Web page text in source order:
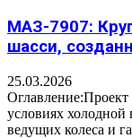
МАЗ-7907:
шасси,
25.03.2026
условиях
ведущих колеса и